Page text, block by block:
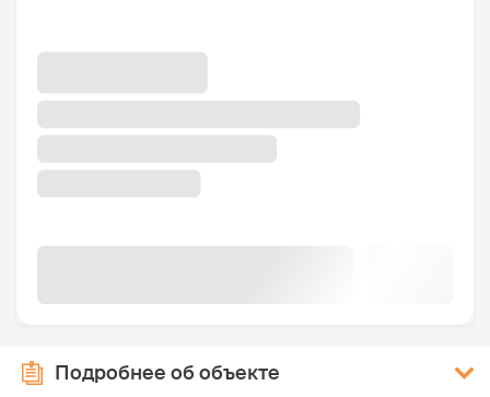
Подробнее об объекте